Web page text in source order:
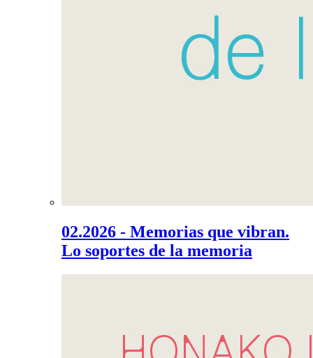
02.2026 - Memorias que vibran.
Lo soportes de la memoria